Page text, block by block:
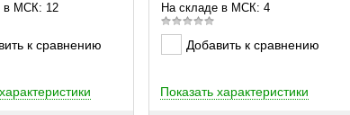
в МСК: 12
к сравнению
На складе в МСК: 4
Добавить к сравнению
Показать характеристики